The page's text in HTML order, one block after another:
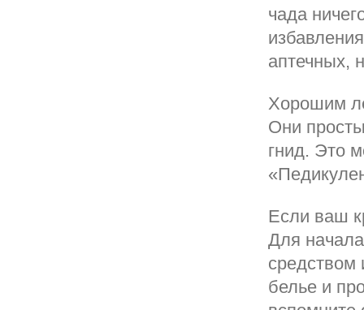
чада
аптечных,
Хорошим
Они
гнид. Это
Если ваш
Для
средством
белье и